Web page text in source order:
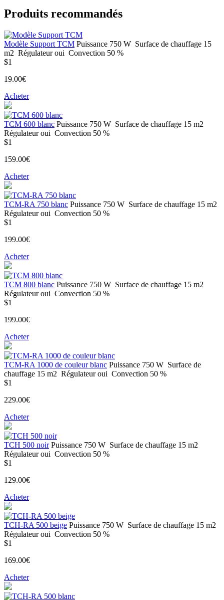
Produits recommandés
Modèle Support TCM Puissance 750 W Surface de chauffage 15
m2 Régulateur oui Convection 50 %
$1
19.00€
Acheter
ТСМ 600 blanc Puissance 750 W Surface de chauffage 15 m2
Régulateur oui Convection 50 %
$1
159.00€
Acheter
ТСМ-RA 750 blanc Puissance 750 W Surface de chauffage 15 m2
Régulateur oui Convection 50 %
$1
199.00€
Acheter
ТСМ 800 blanc Puissance 750 W Surface de chauffage 15 m2
Régulateur oui Convection 50 %
$1
199.00€
Acheter
ТСМ-RA 1000 de couleur blanc Puissance 750 W Surface de
chauffage 15 m2 Régulateur oui Convection 50 %
$1
229.00€
Acheter
TCH 500 noir Puissance 750 W Surface de chauffage 15 m2
Régulateur oui Convection 50 %
$1
129.00€
Acheter
TCH-RA 500 beige Puissance 750 W Surface de chauffage 15 m2
Régulateur oui Convection 50 %
$1
169.00€
Acheter